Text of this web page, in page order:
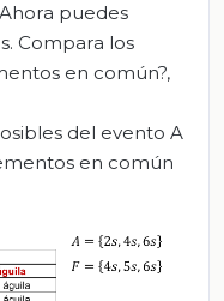
puedes
Compara los
en común?,
del evento A
en común